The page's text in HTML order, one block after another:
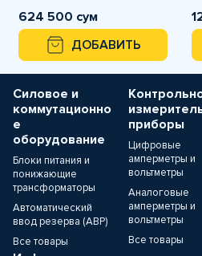
624 500 сум
ДОБАВИТЬ
Силовое и
коммутационно
е
оборудование
Блоки питания и
понижающие
трансформаторы
Автоматический
ввод резерва (АВР)
Все товары
приборы
Цифровые
амперметры и
вольтметры
Аналоговые
амперметры и
вольтметры
Все товары